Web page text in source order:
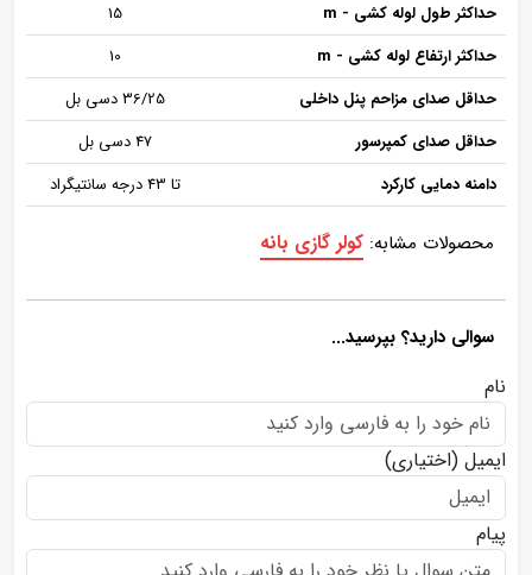
حداکثر طول لوله کشی - m
15
حداکثر ارتفاع لوله کشی - m
10
حداقل صدای مزاحم پنل داخلی
36/25 دسی بل
حداقل صدای کمپرسور
47 دسی بل
دامنه دمایی کارکرد
تا 43 درجه سانتیگراد
محصولات مشابه: کولر گازی بانه
سوالی دارید؟ بپرسید...
نام
ایمیل (اختیاری)
پیام